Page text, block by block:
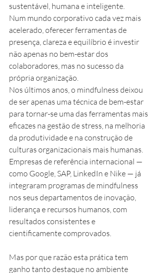
sustentável, humana e inteligente.
Num mundo corporativo cada vez mais
acelerado, oferecer ferramentas de
presença, clareza e equilíbrio é investir
não apenas no bem-estar dos
colaboradores, mas no sucesso da
própria organização.
Nos últimos anos, o mindfulness deixou
de ser apenas uma técnica de bem-estar
para tornar-se uma das ferramentas mais
eficazes na gestão de stress, na melhoria
da produtividade e na construção de
culturas organizacionais mais humanas.
Empresas de referência internacional —
como Google, SAP, LinkedIn e Nike — já
integraram programas de mindfulness
nos seus departamentos de inovação,
liderança e recursos humanos, com
resultados consistentes e
cientificamente comprovados.
Mas por que razão esta prática tem
ganho tanto destaque no ambiente